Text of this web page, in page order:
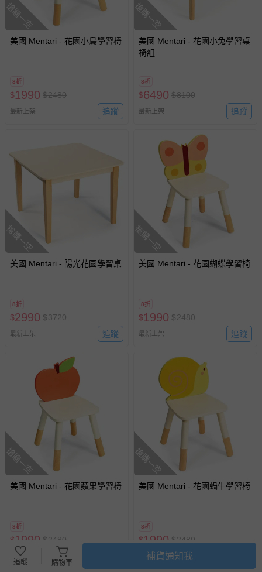
搶購一空
美國 Mentari - 花園小鳥學習椅
8折
$1990 $2480
最新上架 追蹤
搶購一空
美國 Mentari - 花園小兔學習桌
椅組
8折
$6490 $8100
最新上架 追蹤
搶購一空
美國 Mentari - 陽光花園學習桌
8折
$2990 $3720
最新上架 追蹤
搶購一空
美國 Mentari - 花園蝴蝶學習椅
8折
$1990 $2480
最新上架 追蹤
搶購一空
美國 Mentari - 花園蘋果學習椅
8折
$1990 $2480
最新上架
搶購一空
美國 Mentari - 花園蝸牛學習椅
8折
$1990 $2480
最新上架
追蹤 購物車
補貨通知我